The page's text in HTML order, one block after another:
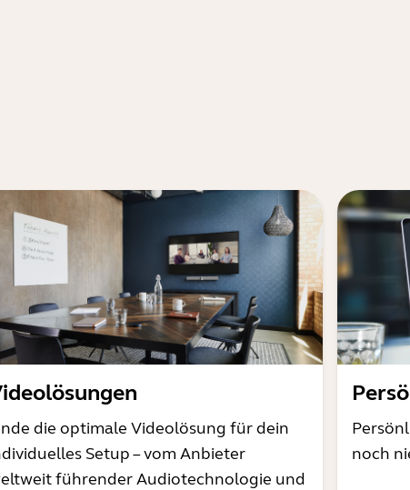
die optimale Videolösung für dein
Setup – vom Anbieter
führender Audiotechnologie und
noch